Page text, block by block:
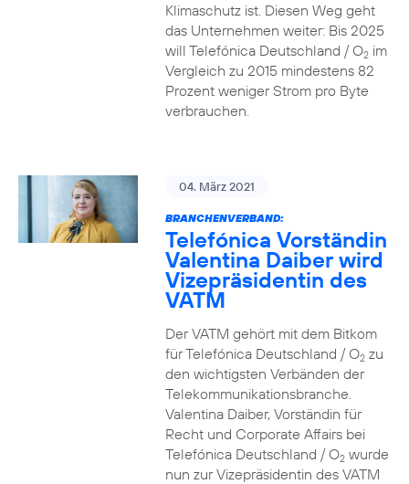
Klimaschutz ist. Diesen Weg geht
das Unternehmen weiter: Bis 2025
will Telefónica Deutschland / O2im
Vergleich zu 2015 mindestens 82
Prozent weniger Strom pro Byte
verbrauchen.
04. März 2021
BRANCHENVERBAND:
Telefónica Vorständin
Valentina Daiber wird
Vizepräsidentin des
VATM
Der VATM gehört mit dem Bitkom
für Telefónica Deutschland / O2zu
den wichtigsten Verbänden der
Telekommunikationsbranche.
Valentina Daiber, Vorständin für
Recht und Corporate Affairs bei
Telefónica Deutschland / O2wurde
nun zur Vizepräsidentin des VATM